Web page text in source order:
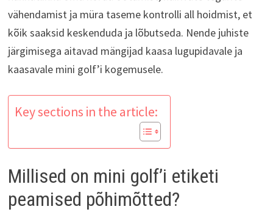
vähendamist ja müra taseme kontrolli all hoidmist, et
kõik saaksid keskenduda ja lõbutseda. Nende juhiste
järgimisega aitavad mängijad kaasa lugupidavale ja
kaasavale mini golf’i kogemusele.
Key sections in the article:
Millised on mini golf’i etiketi
peamised põhimõtted?